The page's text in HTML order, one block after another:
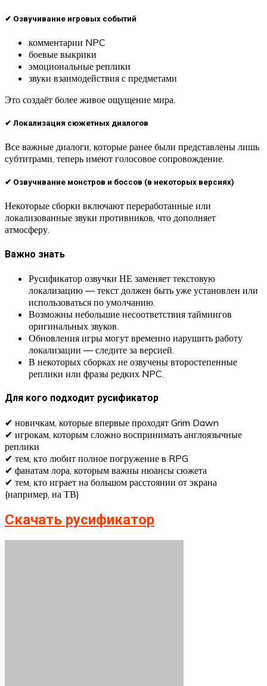
✔ Озвучивание игровых событий
комментарии NPC
боевые выкрики
эмоциональные реплики
звуки взаимодействия с предметами
Это создаёт более живое ощущение мира.
✔ Локализация сюжетных диалогов
Все важные диалоги, которые ранее были представлены лишь
субтитрами, теперь имеют голосовое сопровождение.
✔ Озвучивание монстров и боссов (в некоторых версиях)
Некоторые сборки включают переработанные или
локализованные звуки противников, что дополняет
атмосферу.
Важно знать
Русификатор озвучки НЕ заменяет текстовую
локализацию — текст должен быть уже установлен или
использоваться по умолчанию.
Возможны небольшие несоответствия таймингов
оригинальных звуков.
Обновления игры могут временно нарушить работу
локализации — следите за версией.
В некоторых сборках не озвучены второстепенные
реплики или фразы редких NPC.
Для кого подходит русификатор
✔ новичкам, которые впервые проходят Grim Dawn
✔ игрокам, которым сложно воспринимать англоязычные
реплики
✔ тем, кто любит полное погружение в RPG
✔ фанатам лора, которым важны нюансы сюжета
✔ тем, кто играет на большом расстоянии от экрана
(например, на ТВ)
Скачать русификатор